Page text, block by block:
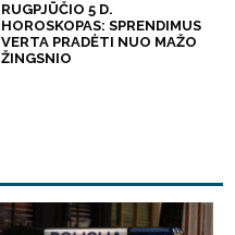
RUGPJŪČIO 5 D.
HOROSKOPAS: SPRENDIMUS
VERTA PRADĖTI NUO MAŽO
ŽINGSNIO